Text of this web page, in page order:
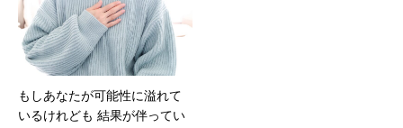
もしあなたが可能性に溢れて
いるけれども 結果が伴ってい